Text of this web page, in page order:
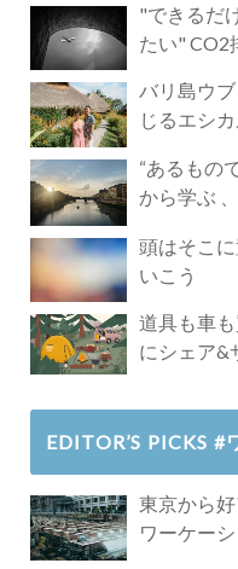
"できるだ
たい" CO2
バリ島ウ
じるエシ
“あるもの
から学ぶ
頭はそこ
いこう
道具も車
にシェア&
EDITOR’S PICKS #
東京から
ワーケー